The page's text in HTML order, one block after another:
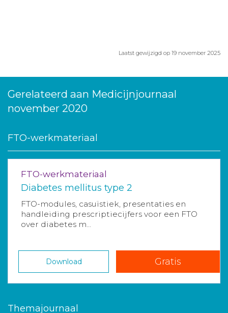
Laatst gewijzigd op 19 november 2025
Gerelateerd aan Medicijnjournaal
november 2020
FTO-werkmateriaal
FTO-werkmateriaal
Diabetes mellitus type 2
FTO-modules, casuïstiek, presentaties en
handleiding prescriptiecijfers voor een FTO
over diabetes m...
Download Gratis
Themajournaal